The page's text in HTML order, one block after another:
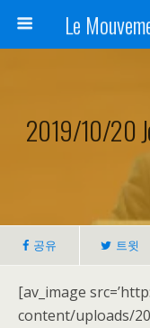
2019/10/20
공유 트윗
[av_image
content/uploads/